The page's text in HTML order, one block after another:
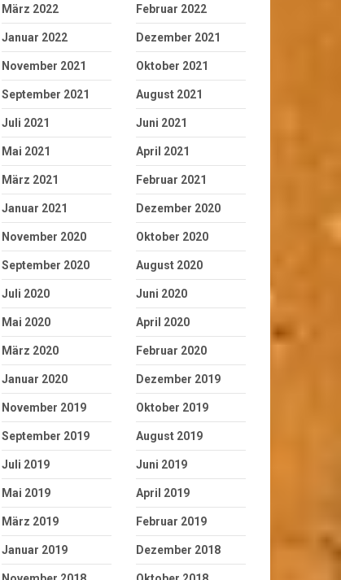
März 2022 Februar 2022
Januar 2022 Dezember 2021
November 2021 Oktober 2021
September 2021 August 2021
Juli 2021 Juni 2021
Mai 2021 April 2021
März 2021 Februar 2021
Januar 2021 Dezember 2020
November 2020 Oktober 2020
September 2020 August 2020
Juli 2020 Juni 2020
Mai 2020 April 2020
März 2020 Februar 2020
Januar 2020 Dezember 2019
November 2019 Oktober 2019
September 2019 August 2019
Juli 2019 Juni 2019
Mai 2019 April 2019
März 2019 Februar 2019
Januar 2019 Dezember 2018